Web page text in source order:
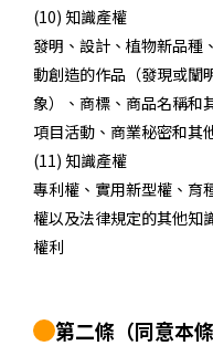
(10) 知識產權
發明、設計、植物新品種
動創造的作品（發現或闡
象）、商標、商品名稱和
項目活動、商業秘密和其
(11) 知識產權
專利權、實用新型權、育
權以及法律規定的其他知
權利
第二條 （同意本